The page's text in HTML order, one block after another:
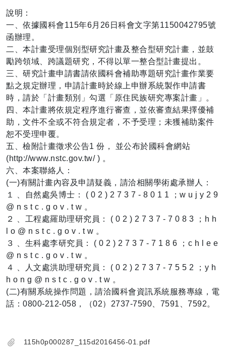
說明：
一、依據國科會115年6月26日科會文字第1150042795號
函辦理。
二、本計畫受理個別型研究計畫及整合型研究計畫，並鼓
勵跨領域、跨議題研究，不得以單一整合型計畫提出。
三、研究計畫申請書請依國科會補助專題研究計畫作業要
點之規定辦理，申請計畫時於線上申辦系統製作申請書
時，請於「計畫類別」勾選「原住民族研究專案計畫」。
四、本計畫將依規定程序進行審查，並依審查結果擇優補
助，文件不全或不符合規定者，不予受理；未獲補助案件
恕不受理申覆。
五、檢附計畫徵求公告1 份， 並公布於國科會網站
(http://www.nstc.gov.tw/ ) 。
六、本案聯絡人：
(一)有關計畫內容及申請疑義，請洽相關學術處承辦人：
１ 、自然處吳博士： ( 0 2 ) 2 7 3 7 - 8 0 1 1 ；w u j y 2 9
@ n s t c . g o v . t w 。
２ 、工程處羅助理研究員： ( 0 2 ) 2 7 3 7 - 7 0 8 3 ；h h
l o @ n s t c . g o v . t w 。
３ 、生科處李研究員： ( 0 2 ) 2 7 3 7 - 7 1 8 6 ；c h l e e
@ n s t c . g o v . t w 。
４ 、人文處洪助理研究員： ( 0 2 ) 2 7 3 7 - 7 5 5 2 ；y h
h o n g @ n s t c . g o v . t w 。
(二)有關系統操作問題，請洽國科會資訊系統服務專線，電
話：0800-212-058，（02）2737-7590、7591、7592。
115h0p000287_115d2016456-01.pdf